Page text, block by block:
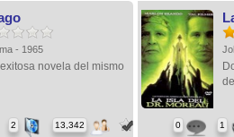
- 1965
novela del mismo
2 13,342 0 1